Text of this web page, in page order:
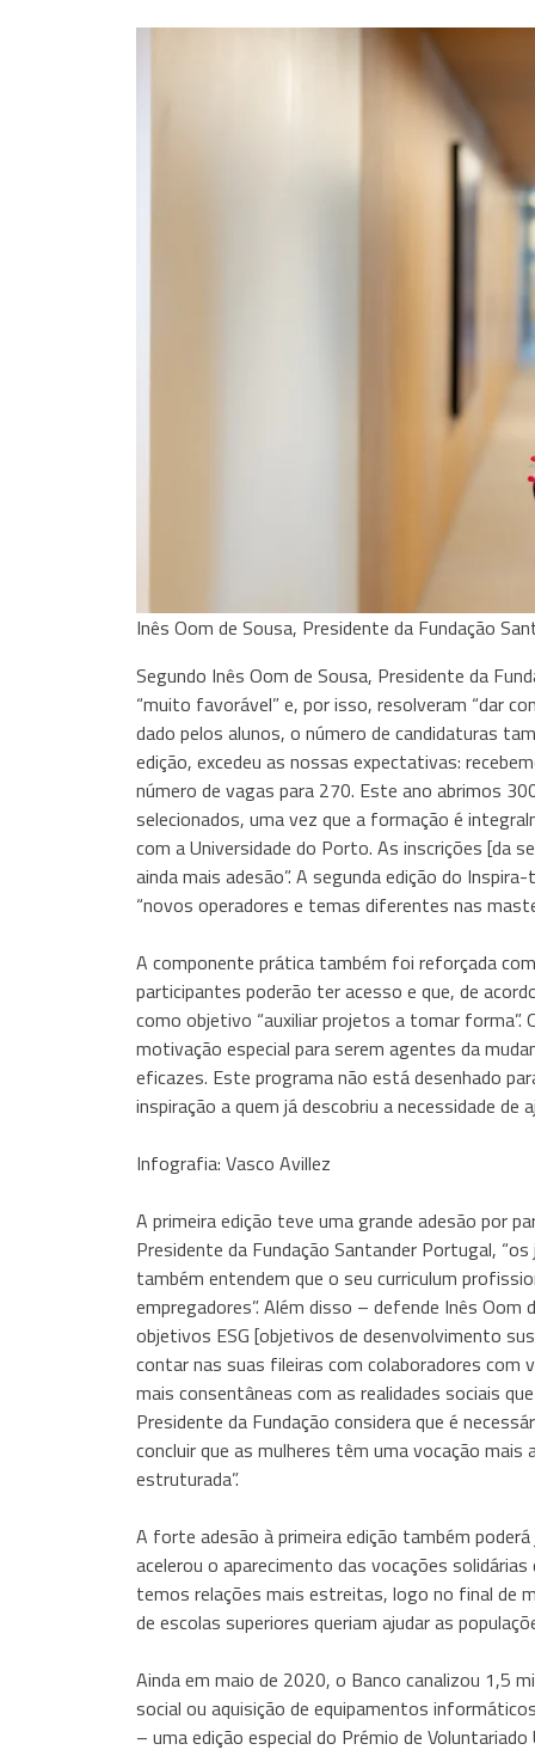
Inês Oom de Sousa, Presidente da Fundação
Segundo Inês Oom de Sousa, Presidente da
“muito favorável” e, por isso, resolveram “dar
dado pelos alunos, o número de candidaturas
edição, excedeu as nossas expectativas:
número de vagas para 270. Este ano abrimos
selecionados, uma vez que a formação é
com a Universidade do Porto. As inscrições [da
ainda mais adesão”. A segunda edição do
“novos operadores e temas diferentes nas
A componente prática também foi reforçada
participantes poderão ter acesso e que, de
como objetivo “auxiliar projetos a tomar forma”.
motivação especial para serem agentes da
eficazes. Este programa não está desenhado
inspiração a quem já descobriu a necessidade de
Infografia: Vasco Avillez
A primeira edição teve uma grande adesão por
Presidente da Fundação Santander Portugal,
também entendem que o seu curriculum
empregadores”. Além disso – defende Inês
objetivos ESG [objetivos de desenvolvimento
contar nas suas fileiras com colaboradores com
mais consentâneas com as realidades sociais
Presidente da Fundação considera que é
concluir que as mulheres têm uma vocação
estruturada”.
A forte adesão à primeira edição também
acelerou o aparecimento das vocações
temos relações mais estreitas, logo no final de
de escolas superiores queriam ajudar as
Ainda em maio de 2020, o Banco canalizou 1,5
social ou aquisição de equipamentos
– uma edição especial do Prémio de